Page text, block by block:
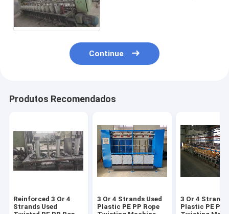
Continue
Produtos Recomendados
Reinforced 3 Or 4
Strands Used
3 Or 4 Strands Used
Plastic PE PP Rope
3 Or 4 Strands
Plastic PE PP